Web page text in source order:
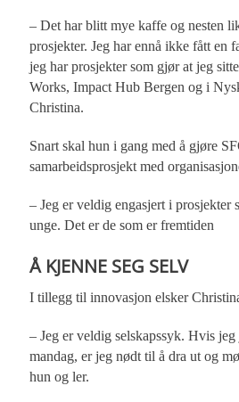
– Det har blitt mye kaffe og nesten
prosjekter. Jeg har ennå ikke fått en
jeg har prosjekter som gjør at jeg
Works, Impact Hub Bergen og i
Christina.
Snart skal hun i gang med å gjøre
samarbeidsprosjekt med
– Jeg er veldig engasjert i prosjekter
unge. Det er de som er fremtiden
Å KJENNE SEG SELV
I tillegg til innovasjon elsker
– Jeg er veldig selskapssyk. Hvis
mandag, er jeg nødt til å dra ut og
hun og ler.